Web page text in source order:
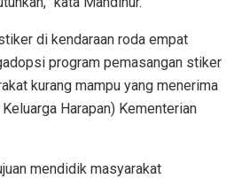
di kendaraan roda empat
program pemasangan stiker
kurang mampu yang menerima
Harapan) Kementerian
mendidik masyarakat